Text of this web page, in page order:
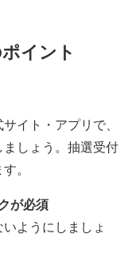
イント
イト・アプリで、
しょう。抽選受付
。
が必須
ようにしましょ